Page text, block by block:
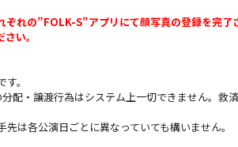
れの”FOLK-S”アプリにて顔写真の登録を完了
い。
。
配・譲渡行為はシステム上一切できません。救
は各公演日ごとに異なっていても構いません。